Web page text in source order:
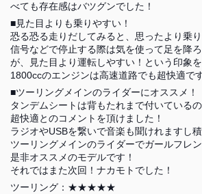
べても存在感はバツグンでした！
■見た目よりも乗りやすい！
恐る恐る走りだしてみると、思ったより乗
信号などで停止する際は気を使って足を降
が、見た目より運転しやすい！という印象を
1800ccのエンジンは高速道路でも超快適で
■ツーリングメインのライダーにオススメ！
タンデムシートは背もたれまで付いている
超快適とのコメントを頂けました！
ラジオやUSBを繋いで音楽も聞けれますし
ツーリングメインのライダーでガールフレ
是非オススメのモデルです！
それではまた次回！ナカモトでした！
ツーリング：★★★★★